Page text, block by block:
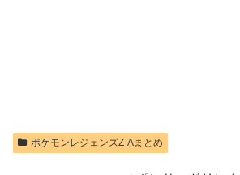
Nintendo S
ポケモンレジェンズZ-Aまとめ